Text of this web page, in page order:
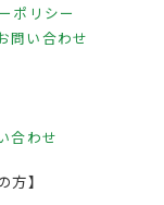
ポリシー
問い合わせ
合わせ
方】